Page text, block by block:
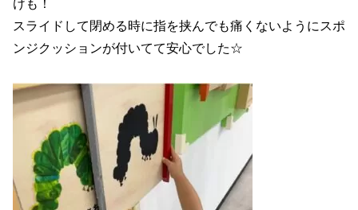
けも！
スライドして閉める時に指を挟んでも痛くないようにスポ
ンジクッションが付いてて安心でした☆